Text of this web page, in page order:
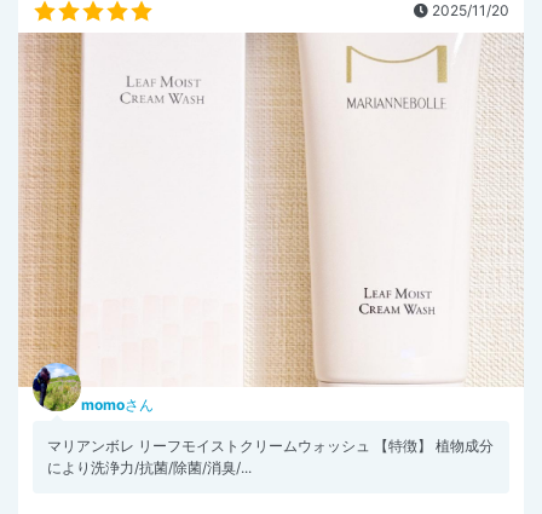
2025/11/20
momoさん
マリアンボレ リーフモイストクリームウォッシュ 【特徴】 植物成分
により洗浄力/抗菌/除菌/消臭/...